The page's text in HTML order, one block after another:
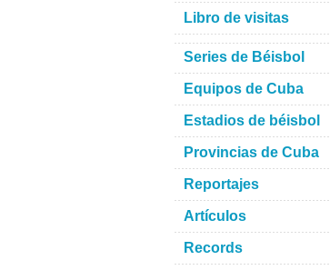
Libro de visitas
Series de Béisbol
Equipos de Cuba
Estadios de béisbol
Provincias de Cuba
Reportajes
Artículos
Records